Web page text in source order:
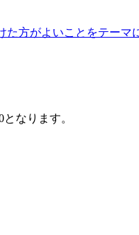
方がよいことをテーマ
なります。